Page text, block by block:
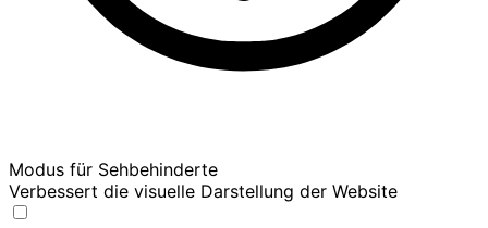
Modus für Sehbehinderte
Verbessert die visuelle Darstellung der Website